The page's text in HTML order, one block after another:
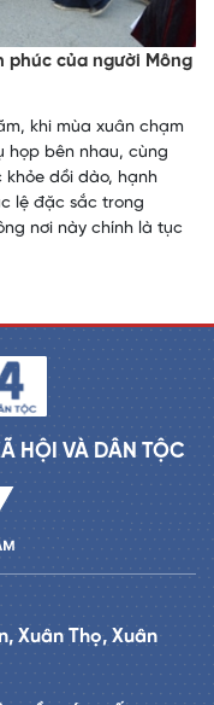
phúc của người Mông
khi mùa xuân chạm
họp bên nhau, cùng
khỏe dồi dào, hạnh
lệ đặc sắc trong
nơi này chính là tục
HỘI VÀ DÂN TỘC
Xuân Thọ, Xuân